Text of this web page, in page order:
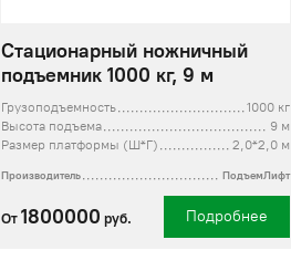
Стационарный ножничный
подъемник 1000 кг, 9 м
Грузоподъемность
1000 кг
Высота подъема
9 м
Размер платформы (Ш*Г)
2,0*2,0 м
Производитель ПодъемЛифт
От 1800000 руб. Подробнее